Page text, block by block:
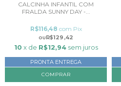
CALCINHA INFANTIL COM
FRALDA SUNNY DAY -...
R$129,42
R$116,48 com Pix
10 x de R$12,94 sem juros
PRONTA ENTREGA
COMPRAR